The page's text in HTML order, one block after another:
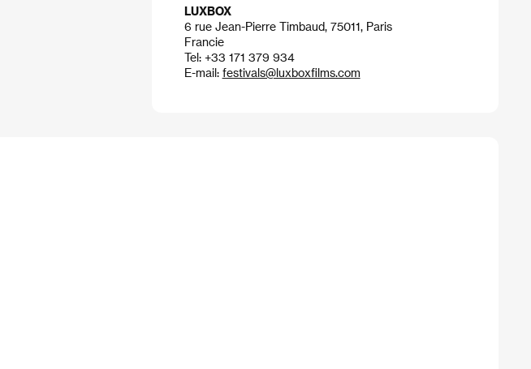
LUXBOX
6 rue Jean-Pierre Timbaud, 75011, Paris
Francie
Tel: +33 171 379 934
E-mail: festivals@luxboxfilms.com